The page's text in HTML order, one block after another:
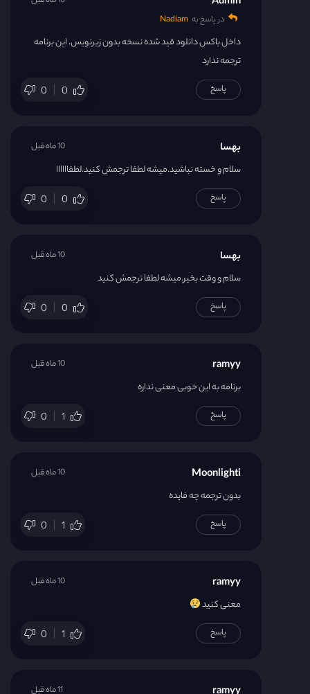
در پاسخ به Nadiam
داخل باکس دانلود قید شده نسخه بدون زیرنویس. این برنامه
ترجمه ندارد
0 0 پاسخ
بهسا
سلام و خسته نباشید.میشه لطفا ترجمش کنید.لطفاااااا
0 0
10 ماه قبل
پاسخ
بهسا
سلام و وقت بخیر.میشه لطفا ترجمش کنید
0 0
10 ماه قبل
پاسخ
ramyy
برنامه به این‌ خوبی معنی نداره
0 1
10 ماه قبل
پاسخ
Moonlighti
بدون ترجمه چه فایده
0 1
10 ماه قبل
پاسخ
ramyy
معنی کنید
0 1
10 ماه قبل
پاسخ
11 ماه قبل